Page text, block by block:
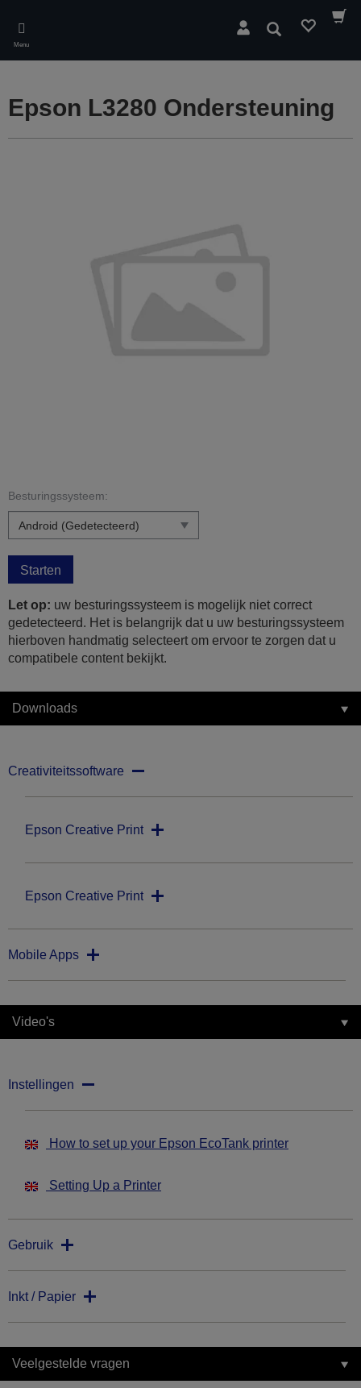
main
content
Menu
Zoeken
Epson L3280 Ondersteuning
Besturingssysteem:
Starten
Let op: uw besturingssysteem is mogelijk niet correct
gedetecteerd. Het is belangrijk dat u uw besturingssysteem
hierboven handmatig selecteert om ervoor te zorgen dat u
compatibele content bekijkt.
Downloads
Creativiteitssoftware
Epson Creative Print
Epson Creative Print
Mobile Apps
Video's
Instellingen
How to set up your Epson EcoTank printer
Setting Up a Printer
Gebruik
Inkt / Papier
Veelgestelde vragen